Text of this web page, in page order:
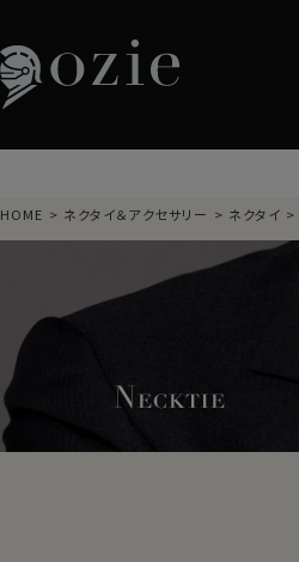
HOME ネクタイ＆アクセサリー ネクタイ